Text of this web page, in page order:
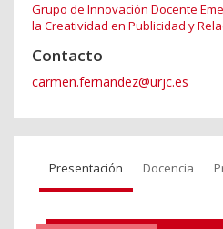
Grupo de Innovación Docente
la Creatividad en Publicidad y
Contacto
carmen.fernandez@urjc.es
Presentación Docencia